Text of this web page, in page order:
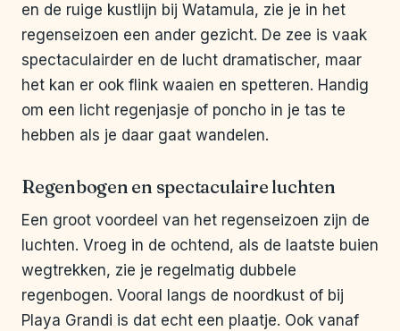
en de ruige kustlijn bij Watamula, zie je in het
regenseizoen een ander gezicht. De zee is vaak
spectaculairder en de lucht dramatischer, maar
het kan er ook flink waaien en spetteren. Handig
om een licht regenjasje of poncho in je tas te
hebben als je daar gaat wandelen.
Regenbogen en spectaculaire luchten
Een groot voordeel van het regenseizoen zijn de
luchten. Vroeg in de ochtend, als de laatste buien
wegtrekken, zie je regelmatig dubbele
regenbogen. Vooral langs de noordkust of bij
Playa Grandi is dat echt een plaatje. Ook vanaf